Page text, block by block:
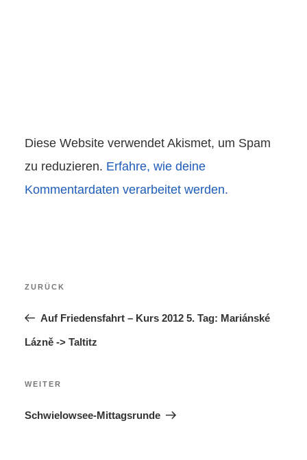
Diese Website verwendet Akismet, um Spam
zu reduzieren. Erfahre, wie deine
Kommentardaten verarbeitet werden.
Vorheriger
ZURÜCK
Auf Friedensfahrt – Kurs 2012 5. Tag: Mariánské
Lázně -> Taltitz
Nächster
WEITER
Schwielowsee-Mittagsrunde